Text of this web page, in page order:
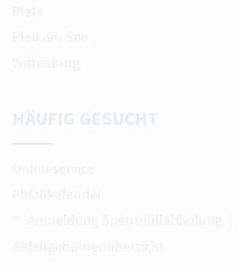
Plate
Plau am See
Wittenburg
HÄUFIG GESUCHT
Onlineservice
Abfallkalender
Anmeldung Sperrmüllabholung
Abfallgebührenübersicht